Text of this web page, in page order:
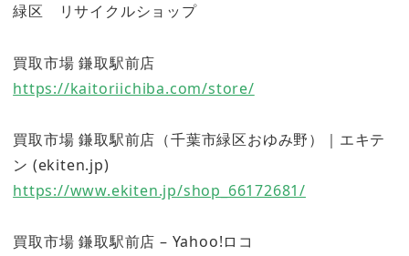
緑区 リサイクルショップ
買取市場 鎌取駅前店
https://kaitoriichiba.com/store/
買取市場 鎌取駅前店（千葉市緑区おゆみ野）｜エキテ
ン (ekiten.jp)
https://www.ekiten.jp/shop_66172681/
買取市場 鎌取駅前店 – Yahoo!ロコ